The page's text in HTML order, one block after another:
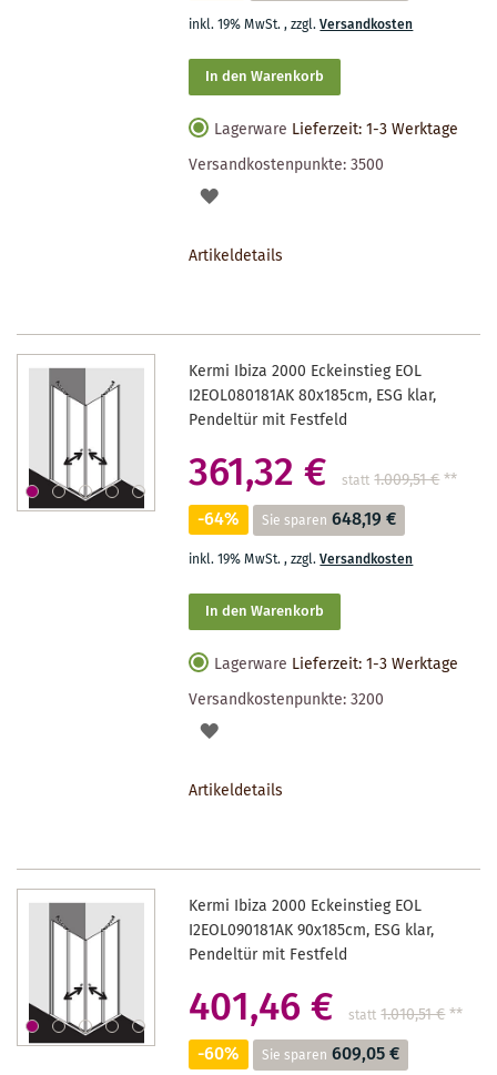
inkl. 19% MwSt.,zzgl.Versandkosten
In den Warenkorb
Lagerware Lieferzeit: 1-3 Werktage
Versandkostenpunkte:3500
AUF
Artikeldetails
Kermi Ibiza 2000 Eckeinstieg EOL
I2EOL080181AK 80x185cm, ESG klar,
Pendeltür mit Festfeld
361,32 € statt 1.009,51 €**
-64% Sie sparen 648,19 €
inkl. 19% MwSt.,zzgl.Versandkosten
In den Warenkorb
Lagerware Lieferzeit: 1-3 Werktage
Versandkostenpunkte:3200
AUF
Artikeldetails
Kermi Ibiza 2000 Eckeinstieg EOL
I2EOL090181AK 90x185cm, ESG klar,
Pendeltür mit Festfeld
401,46 € statt 1.010,51 €**
-60% Sie sparen 609,05 €